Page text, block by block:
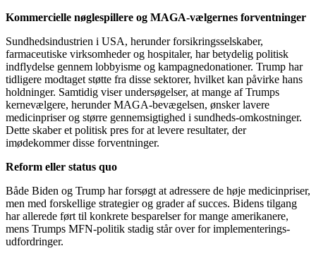
Kommercielle nøglespillere og MAGA-vælgernes forventninger
Sundhedsindustrien i USA, herunder forsikringsselskaber,
farmaceutiske virksomheder og hospitaler, har betydelig politisk
indflydelse gennem lobbyisme og kampagnedonationer. Trump har
tidligere modtaget støtte fra disse sektorer, hvilket kan påvirke hans
holdninger. Samtidig viser undersøgelser, at mange af Trumps
kernevælgere, herunder MAGA-bevægelsen, ønsker lavere
medicinpriser og større gennemsigtighed i sundheds-omkostninger.
Dette skaber et politisk pres for at levere resultater, der
imødekommer disse forventninger.
Reform eller status quo
Både Biden og Trump har forsøgt at adressere de høje medicinpriser,
men med forskellige strategier og grader af succes. Bidens tilgang
har allerede ført til konkrete besparelser for mange amerikanere,
mens Trumps MFN-politik stadig står over for implementerings-
udfordringer.